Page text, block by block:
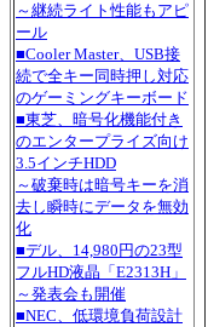
～継続ライト性能もアピ
ール
■Cooler Master、USB接
続で全キー同時押し対応
のゲーミングキーボード
■東芝、暗号化機能付き
のエンタープライズ向け
3.5インチHDD
～破棄時は暗号キーを消
去し瞬時にデータを無効
化
■デル、14,980円の23型
フルHD液晶「E2313H」
～発表会も開催
■NEC、低環境負荷設計